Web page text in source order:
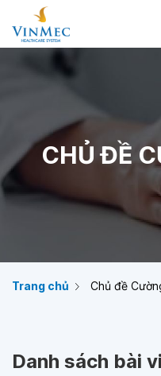
CHỦ ĐỀ
Trang chủ Chủ đề
Danh sách bài